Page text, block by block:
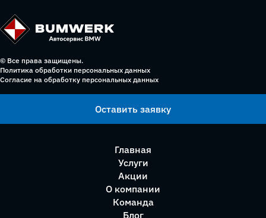
© Все права защищены.
Политика обработки персональных данных
Согласие на обработку персональных данных
Оставить заявку
Главная
Услуги
Акции
О компании
Команда
Блог